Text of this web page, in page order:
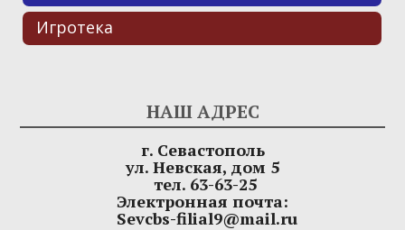
Игротека
НАШ АДРЕС
г. Севастополь
ул. Невская, дом 5
тел. 63-63-25
Электронная почта:
Sevcbs-filial9@mail.ru